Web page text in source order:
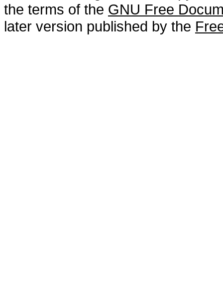
the terms of the GNU Free
later version published by the